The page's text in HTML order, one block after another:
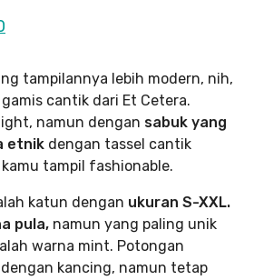
tampilannya lebih modern, nih,
cantik dari Et Cetera.
namun dengan sabuk yang
etnik dengan tassel cantik
tampil fashionable.
katun dengan ukuran S-XXL.
pula, namun yang paling unik
warna mint. Potongan
kancing, namun tetap